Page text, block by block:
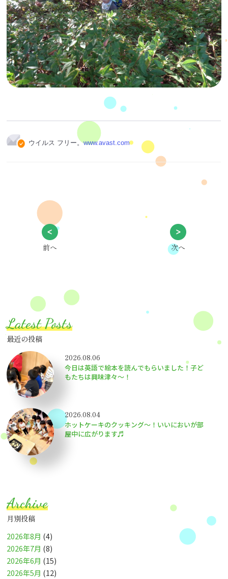
ウイルス フリー。www.avast.com
前へ 次へ
Latest Posts
最近の投稿
2026.08.06
今日は英語で絵本を読んでもらいました！子ど
もたちは興味津々〜！
2026.08.04
ホットケーキのクッキング～！いいにおいが部
屋中に広がります♬
Archive
月別投稿
2026年8月 (4)
2026年7月 (8)
2026年6月 (15)
2026年5月 (12)